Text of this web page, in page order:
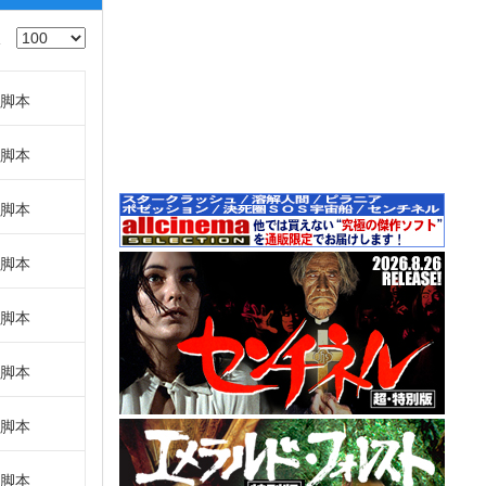
脚本
脚本
脚本
脚本
脚本
脚本
脚本
脚本